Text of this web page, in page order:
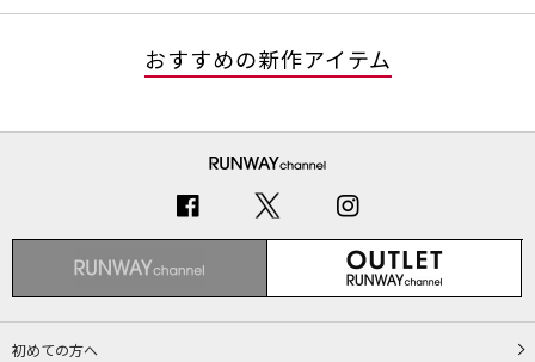
おすすめの新作アイテム
初めての方へ